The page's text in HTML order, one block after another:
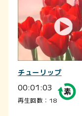
チューリップ
00:01:03
再生回数：18